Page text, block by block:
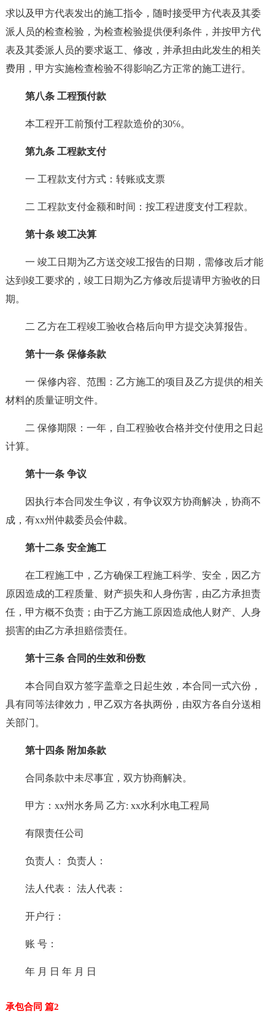
求以及甲方代表发出的施工指令，随时接受甲方代表及其委
派人员的检查检验，为检查检验提供便利条件，并按甲方代
表及其委派人员的要求返工、修改，并承担由此发生的相关
费用，甲方实施检查检验不得影响乙方正常的施工进行。
第八条 工程预付款
本工程开工前预付工程款造价的30℅。
第九条 工程款支付
一 工程款支付方式：转账或支票
二 工程款支付金额和时间：按工程进度支付工程款。
第十条 竣工决算
一 竣工日期为乙方送交竣工报告的日期，需修改后才能
达到竣工要求的，竣工日期为乙方修改后提请甲方验收的日
期。
二 乙方在工程竣工验收合格后向甲方提交决算报告。
第十一条 保修条款
一 保修内容、范围：乙方施工的项目及乙方提供的相关
材料的质量证明文件。
二 保修期限：一年，自工程验收合格并交付使用之日起
计算。
第十一条 争议
因执行本合同发生争议，有争议双方协商解决，协商不
成，有xx州仲裁委员会仲裁。
第十二条 安全施工
在工程施工中，乙方确保工程施工科学、安全，因乙方
原因造成的工程质量、财产损失和人身伤害，由乙方承担责
任，甲方概不负责；由于乙方施工原因造成他人财产、人身
损害的由乙方承担赔偿责任。
第十三条 合同的生效和份数
本合同自双方签字盖章之日起生效，本合同一式六份，
具有同等法律效力，甲乙双方各执两份，由双方各自分送相
关部门。
第十四条 附加条款
合同条款中未尽事宜，双方协商解决。
甲方：xx州水务局 乙方: xx水利水电工程局
有限责任公司
负责人： 负责人：
法人代表： 法人代表：
开户行：
账 号：
年 月 日 年 月 日
承包合同 篇2